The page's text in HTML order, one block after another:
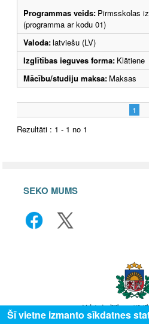
Programmas veids: Pirmsskolas
(programma ar kodu 01)
Valoda:latviešu (LV)
Izglītības ieguves forma: Klātiene
Mācību/studiju maksa: Maksas
1
Rezultāti : 1 - 1 no 1
SEKO MUMS
Šī vietne izmanto sīkdatnes